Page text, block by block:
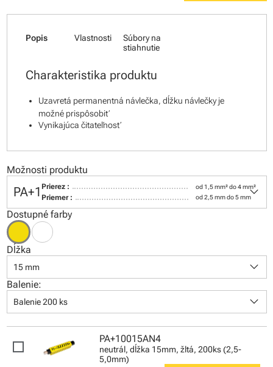
Popis Vlastnosti
Súbory na
stiahnutie
Charakteristika produktu
Uzavretá permanentná návlečka, dĺžku návlečky je
možné prispôsobiť
Vynikajúca čitateľnosť
Možnosti produktu
PA+1 Prierez : od 1,5 mm² do 4 mm²
Priemer : od 2,5 mm do 5 mmkeyboard_arrow_down
Dostupné farby
Dĺžka
15 mm keyboard_arrow_down
Balenie:
Balenie 200 ks keyboard_arrow_down
PA+10015AN4
neutrál, dĺžka 15mm, žltá, 200ks (2,5-
5,0mm)